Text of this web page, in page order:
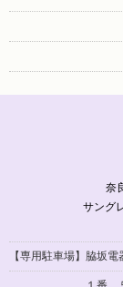
奈
サング
【専用駐車場】脇坂